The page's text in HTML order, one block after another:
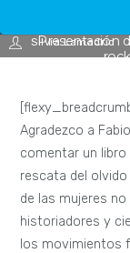
Presentación
Silvia Lamadrid
Agradezco a
comentar un
rescata del
de las mujeres
historiadores y
los movimientos